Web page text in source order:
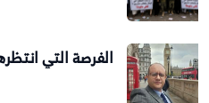
الفرصة التي